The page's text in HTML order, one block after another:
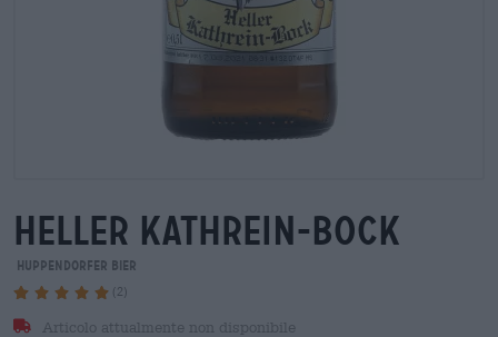
heller kathrein-bock
Huppendorfer Bier
(2)
Articolo attualmente non disponibile